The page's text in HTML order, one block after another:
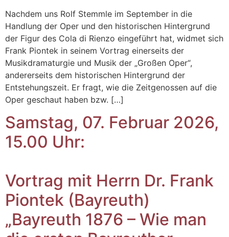
Nachdem uns Rolf Stemmle im September in die
Handlung der Oper und den historischen Hintergrund
der Figur des Cola di Rienzo eingeführt hat, widmet sich
Frank Piontek in seinem Vortrag einerseits der
Musikdramaturgie und Musik der „Großen Oper“,
andererseits dem historischen Hintergrund der
Entstehungszeit. Er fragt, wie die Zeitgenossen auf die
Oper geschaut haben bzw. […]
Samstag, 07. Februar 2026,
15.00 Uhr:
Vortrag mit Herrn Dr. Frank
Piontek (Bayreuth)
„Bayreuth 1876 – Wie man